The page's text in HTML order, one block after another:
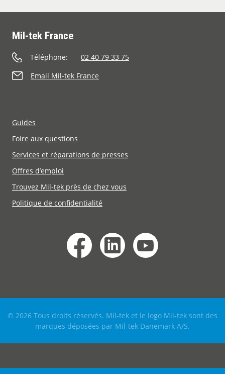
Mil-tek France
Téléphone:
02 40 79 33 75
Email Mil-tek France
Guides
Foire aux questions
Services et réparations de presses
Offres d’emploi
Trouvez Mil-tek près de chez vous
Politique de confidentialité
© 2026 Tous droits réservés. Mil-tek et le logo Mil-tek sont des
marques déposées par Mil-tek Danemark A/S.